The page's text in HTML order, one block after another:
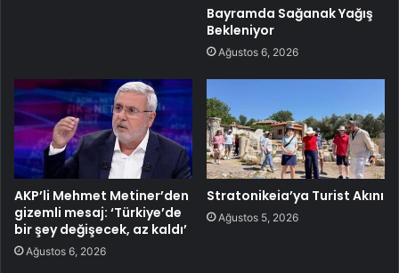
Bayramda Sağanak Yağış
Bekleniyor
Ağustos 6, 2026
AKP’li Mehmet Metiner’den
gizemli mesaj: ‘Türkiye’de
bir şey değişecek, az kaldı’
Ağustos 6, 2026
Stratonikeia’ya Turist Akını
Ağustos 5, 2026